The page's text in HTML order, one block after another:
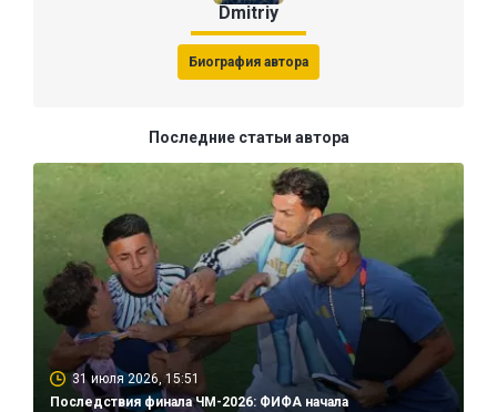
Dmitriy
Биография автора
Последние статьи автора
31 июля 2026, 15:51
Последствия финала ЧМ-2026: ФИФА начала